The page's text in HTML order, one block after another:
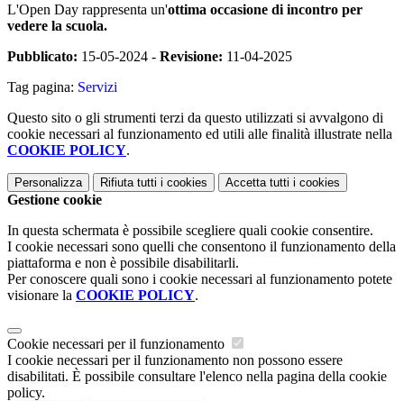
L'Open Day rappresenta un'ottima occasione di incontro per
vedere la scuola.
Pubblicato: 15-05-2024 - Revisione: 11-04-2025
Tag pagina: Servizi
Questo sito o gli strumenti terzi da questo utilizzati si avvalgono di
cookie necessari al funzionamento ed utili alle finalità illustrate nella
COOKIE POLICY.
Personalizza Rifiuta tutti i cookies Accetta tutti i cookies
Gestione cookie
In questa schermata è possibile scegliere quali cookie consentire.
I cookie necessari sono quelli che consentono il funzionamento della
piattaforma e non è possibile disabilitarli.
Per conoscere quali sono i cookie necessari al funzionamento potete
visionare la COOKIE POLICY.
Cookie necessari per il funzionamento
I cookie necessari per il funzionamento non possono essere
disabilitati. È possibile consultare l'elenco nella pagina della cookie
policy.